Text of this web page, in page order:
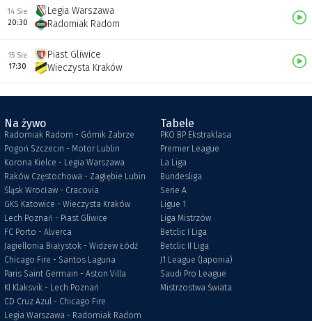
14 Sie
20:30
Legia Warszawa
Radomiak Radom
15 Sie
17:30
Piast Gliwice
Wieczysta Kraków
Na żywo
Radomiak Radom - Górnik Zabrze
Pogoń Szczecin - Motor Lublin
Korona Kielce - Legia Warszawa
Raków Częstochowa - Zagłębie Lubin
Śląsk Wrocław - Cracovia
GKS Katowice - Wieczysta Kraków
Lech Poznań - Piast Gliwice
FC Porto - Alverca
Jagiellonia Białystok - Widzew Łódź
Chicago Fire - Santos Laguna
Paris Saint Germain - Aston Villa
KI Klaksvik - Lech Poznań
CD Cruz Azul - Chicago Fire
Legia Warszawa - Radomiak Radom
Tabele
PKO BP Ekstraklasa
Premier League
La Liga
Bundesliga
Serie A
Ligue 1
Liga Mistrzów
Betclic I Liga
Betclic II Liga
J1 League (Japonia)
Saudi Pro League
Mistrzostwa Świata